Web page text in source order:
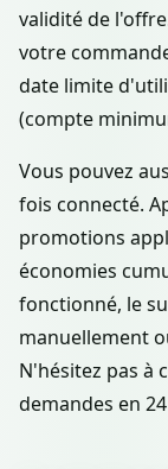
validité de
votre
date limite
(compte
Vous pouvez
fois connecté.
promotions
économies
fonctionné, le
manuellement
N'hésitez pas à
demandes en